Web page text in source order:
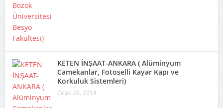
KETEN İNŞAAT-ANKARA ( Alüminyum
Camekanlar, Fotoselli Kayar Kapı ve
Korkuluk Sistemleri)
Ocak 28, 2014